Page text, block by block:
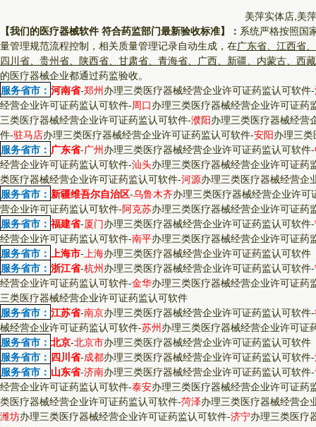
美萍实体店,美
【我们的医疗器械软件 符合药监部门最新验收标准】： 系统严格按照国
量管理规范流程控制，相关质量管理记录自动生成，在广东省、江西省
四川省、贵州省、陕西省、甘肃省、青海省、广西、新疆、内蒙古、西
的医疗器械企业都通过药监验收。
服务省市： 河南省-郑州办理三类医疗器械经营企业许可证药监认可软件-
经营企业许可证药监认可软件-周口办理三类医疗器械经营企业许可证药
三类医疗器械经营企业许可证药监认可软件-濮阳办理三类医疗器械经营
件-驻马店办理三类医疗器械经营企业许可证药监认可软件-安阳办理三
服务省市： 广东省-广州办理三类医疗器械经营企业许可证药监认可软件-
经营企业许可证药监认可软件-汕头办理三类医疗器械经营企业许可证药
类医疗器械经营企业许可证药监认可软件-河源办理三类医疗器械经营企
服务省市： 新疆维吾尔自治区-乌鲁木齐办理三类医疗器械经营企业许可
营企业许可证药监认可软件-阿克苏办理三类医疗器械经营企业许可证药
服务省市： 福建省-厦门办理三类医疗器械经营企业许可证药监认可软件-
经营企业许可证药监认可软件-南平办理三类医疗器械经营企业许可证药
服务省市： 上海市-上海办理三类医疗器械经营企业许可证药监认可软件
服务省市： 浙江省-杭州办理三类医疗器械经营企业许可证药监认可软件-
经营企业许可证药监认可软件-金华办理三类医疗器械经营企业许可证药
三类医疗器械经营企业许可证药监认可软件
服务省市： 江苏省-南京办理三类医疗器械经营企业许可证药监认可软件-
械经营企业许可证药监认可软件-苏州办理三类医疗器械经营企业许可证
服务省市： 北京-北京市办理三类医疗器械经营企业许可证药监认可软件
服务省市： 四川省-成都办理三类医疗器械经营企业许可证药监认可软件-
服务省市： 山东省-济南办理三类医疗器械经营企业许可证药监认可软件-
经营企业许可证药监认可软件-泰安办理三类医疗器械经营企业许可证药
类医疗器械经营企业许可证药监认可软件-菏泽办理三类医疗器械经营企
潍坊办理三类医疗器械经营企业许可证药监认可软件-济宁办理三类医疗